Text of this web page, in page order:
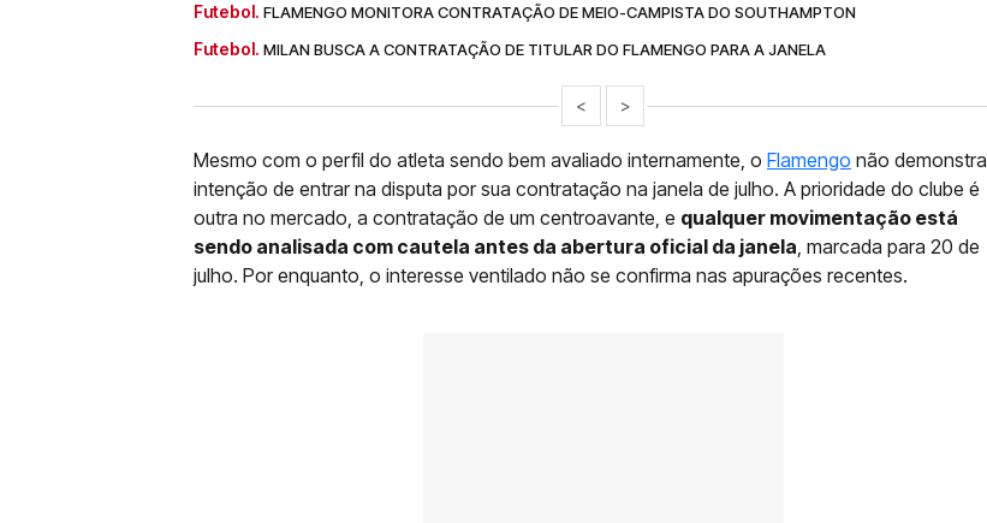
Futebol. FLAMENGO MONITORA CONTRATAÇÃO DE MEIO-CAMPISTA DO SOUTHAMPTON
Futebol. MILAN BUSCA A CONTRATAÇÃO DE TITULAR DO FLAMENGO PARA A JANELA
< >
Mesmo com o perfil do atleta sendo bem avaliado internamente, o Flamengo não demonstra
intenção de entrar na disputa por sua contratação na janela de julho. A prioridade do clube é
outra no mercado, a contratação de um centroavante, e qualquer movimentação está
sendo analisada com cautela antes da abertura oficial da janela, marcada para 20 de
julho. Por enquanto, o interesse ventilado não se confirma nas apurações recentes.